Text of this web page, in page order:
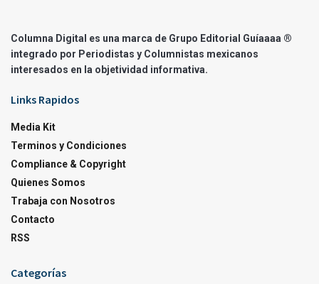
Columna Digital es una marca de Grupo Editorial Guíaaaa ®
integrado por Periodistas y Columnistas mexicanos
interesados en la objetividad informativa.
Links Rapidos
Media Kit
Terminos y Condiciones
Compliance & Copyright
Quienes Somos
Trabaja con Nosotros
Contacto
RSS
Categorías